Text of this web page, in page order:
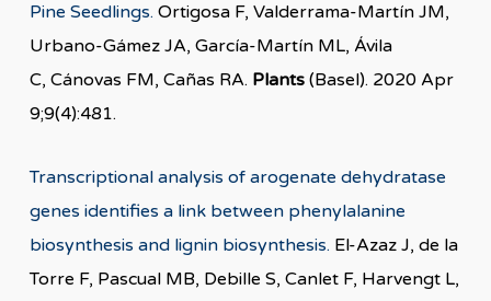
Pine Seedlings. Ortigosa F, Valderrama-Martín JM,
Urbano-Gámez JA, García-Martín ML, Ávila
C, Cánovas FM, Cañas RA. Plants (Basel). 2020 Apr
9;9(4):481.
Transcriptional analysis of arogenate dehydratase
genes identifies a link between phenylalanine
biosynthesis and lignin biosynthesis. El-Azaz J, de la
Torre F, Pascual MB, Debille S, Canlet F, Harvengt L,